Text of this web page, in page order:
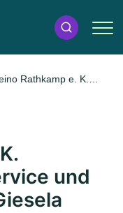
Rathkamp e. K.
und